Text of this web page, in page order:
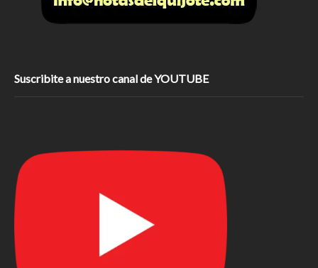
Suscribite a nuestro canal de YOUTUBE